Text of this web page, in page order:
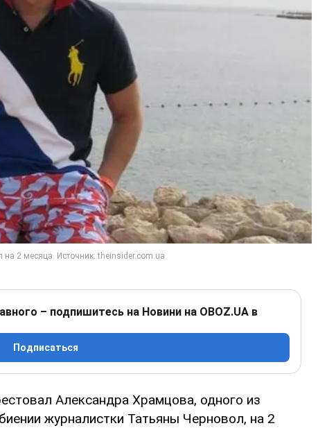
– подпишитесь на Новини на OBOZ.UA в
Подписаться
Александра Храмцова, одного из
журналистки Татьяны Черновол, на 2